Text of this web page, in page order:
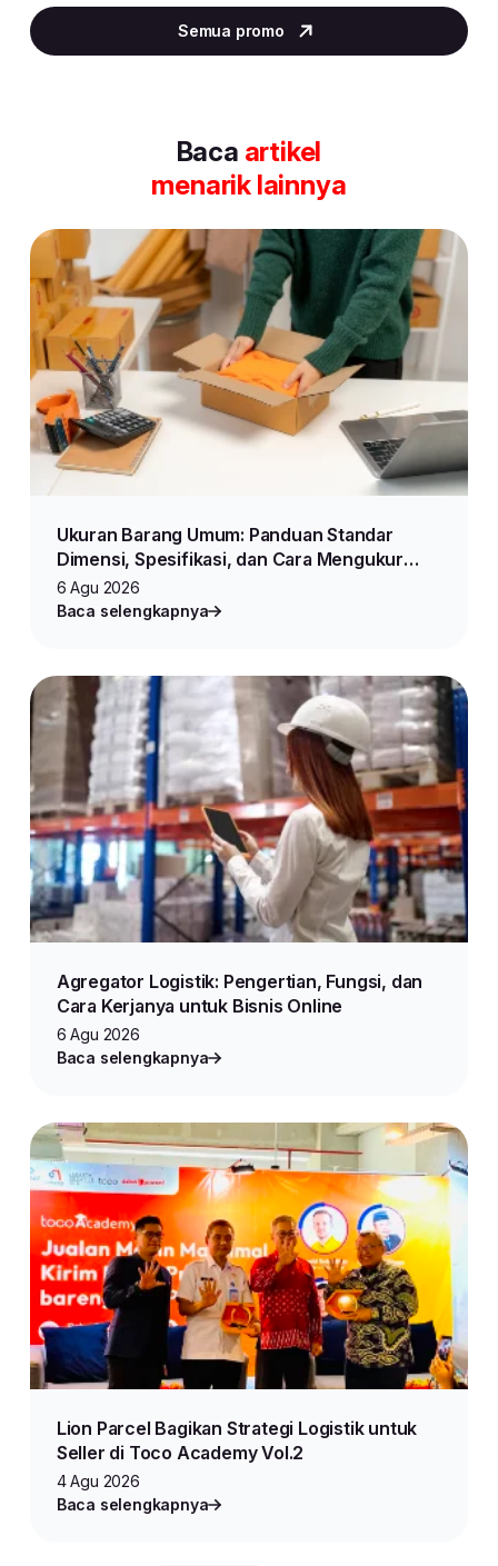
2
of
Semua promo
Baca artikel
menarik lainnya
Ukuran Barang Umum: Panduan Standar
Dimensi, Spesifikasi, dan Cara Mengukur
Produk untuk Jualan Online
6 Agu 2026
Baca selengkapnya
Agregator Logistik: Pengertian, Fungsi, dan
Cara Kerjanya untuk Bisnis Online
6 Agu 2026
Baca selengkapnya
Lion Parcel Bagikan Strategi Logistik untuk
Seller di Toco Academy Vol.2
4 Agu 2026
Baca selengkapnya